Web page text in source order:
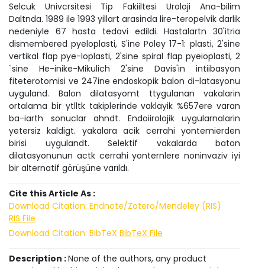
Selcuk Univcrsitesi Tip Fakiiltesi Uroloji Ana-bilim
Daltnda. 1989 ile 1993 yillart arasinda lire-teropelvik darlik
nedeniyle 67 hasta tedavi edildi. Hastalartn 30'itria
dismembered pyeloplasti, S'ine Poley 17-1: plasti, 2'sine
vertikal flap pye-loplasti, 2'sine spiral flap pyeioplasti, 2
`sine He-inike-Mikulich 2'sine Davis'in intiibasyon
fiteterotomisi ve 247ine endoskopik balon di-latasyonu
uyguland. Balon dilatasyomt ttygulanan vakalarin
ortalama bir ytlltk takiplerinde vaklayik %657ere varan
ba-iarth sonuclar ahndt. Endoiirolojik uygularnalarin
yetersiz kaldigt. yakalara acik cerrahi yontemierden
birisi uygulandt. Selektif vakalarda baton
dilatasyonunun actk cerrahi yonternlere noninvaziv iyi
bir alternatif görüşüne varıldı.
Cite this Article As :
Download Citation: Endnote/Zotero/Mendeley (RIS)
RIS File
Download Citation: BibTeX BibTeX File
Description :None of the authors, any product